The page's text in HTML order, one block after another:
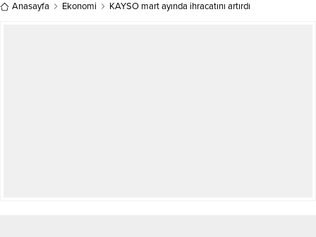
Anasayfa Ekonomi KAYSO mart ayında ihracatını artırdı